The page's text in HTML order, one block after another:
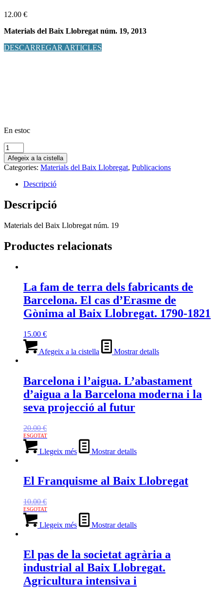
12.00 €
Materials del Baix Llobregat núm. 19, 2013
DESCARREGAR ARTICLES
En estoc
quantitat
de
Experiències
al
voltant
Parc
Agrari
Baix
i
altres
Afegeix a la cistella
Categories: Materials del Baix Llobregat, Publicacions
Descripció
Descripció
Materials del Baix Llobregat núm. 19
Productes relacionats
La fam de terra dels fabricants de
Barcelona. El cas d’Erasme de
Gònima al Baix Llobregat. 1790-1821
15.00 €
Afegeix a la cistella Mostrar detalls
Barcelona i l’aigua. L’abastament
d’aigua a la Barcelona moderna i la
seva projecció al futur
20.00€
Llegeix més Mostrar detalls
El Franquisme al Baix Llobregat
10.00€
Llegeix més Mostrar detalls
El pas de la societat agrària a
industrial al Baix Llobregat.
Agricultura intensiva i